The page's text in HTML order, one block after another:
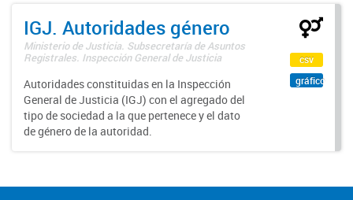
IGJ. Autoridades género
Ministerio de Justicia. Subsecretaría de Asuntos
Registrales. Inspección General de Justicia
Autoridades constituidas en la Inspección
General de Justicia (IGJ) con el agregado del
tipo de sociedad a la que pertenece y el dato
de género de la autoridad.
csv
gráfico